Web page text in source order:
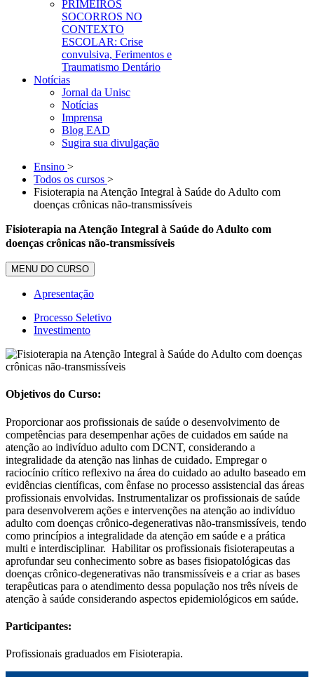
PRIMEIROS
SOCORROS NO
CONTEXTO
ESCOLAR: Crise
convulsiva, Ferimentos e
Traumatismo Dentário
Notícias
Jornal da Unisc
Notícias
Imprensa
Blog EAD
Sugira sua divulgação
Ensino >
Todos os cursos >
Fisioterapia na Atenção Integral à Saúde do Adulto com
doenças crônicas não-transmissíveis
Fisioterapia na Atenção Integral à Saúde do Adulto com
doenças crônicas não-transmissíveis
MENU DO CURSO
Apresentação
Processo Seletivo
Investimento
Objetivos do Curso:
Proporcionar aos profissionais de saúde o desenvolvimento de
competências para desempenhar ações de cuidados em saúde na
atenção ao indivíduo adulto com DCNT, considerando a
integralidade da atenção nas linhas de cuidado. Empregar o
raciocínio crítico reflexivo na área do cuidado ao adulto baseado em
evidências científicas, com ênfase no processo assistencial das áreas
profissionais envolvidas. Instrumentalizar os profissionais de saúde
para desenvolverem ações e intervenções na atenção ao indivíduo
adulto com doenças crônico-degenerativas não-transmissíveis, tendo
como princípios a integralidade da atenção em saúde e a prática
multi e interdisciplinar. Habilitar os profissionais fisioterapeutas a
aprofundar seu conhecimento sobre as bases fisiopatológicas das
doenças crônico-degenerativas não transmissíveis e a criar as bases
terapêuticas para o atendimento dessa população nos três níveis de
atenção à saúde considerando aspectos epidemiológicos em saúde.
Participantes:
Profissionais graduados em Fisioterapia.